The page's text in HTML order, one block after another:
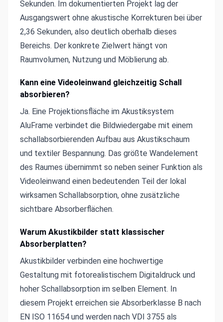
Sekunden. Im dokumentierten Projekt lag der
Ausgangswert ohne akustische Korrekturen bei über
2,36 Sekunden, also deutlich oberhalb dieses
Bereichs. Der konkrete Zielwert hängt von
Raumvolumen, Nutzung und Möblierung ab.
Kann eine Videoleinwand gleichzeitig Schall
absorbieren?
Ja. Eine Projektionsfläche im Akustiksystem
AluFrame verbindet die Bildwiedergabe mit einem
schallabsorbierenden Aufbau aus Akustikschaum
und textiler Bespannung. Das größte Wandelement
des Raumes übernimmt so neben seiner Funktion als
Videoleinwand einen bedeutenden Teil der lokal
wirksamen Schallabsorption, ohne zusätzliche
sichtbare Absorberflächen.
Warum Akustikbilder statt klassischer
Absorberplatten?
Akustikbilder verbinden eine hochwertige
Gestaltung mit fotorealistischem Digitaldruck und
hoher Schallabsorption im selben Element. In
diesem Projekt erreichen sie Absorberklasse B nach
EN ISO 11654 und werden nach VDI 3755 als